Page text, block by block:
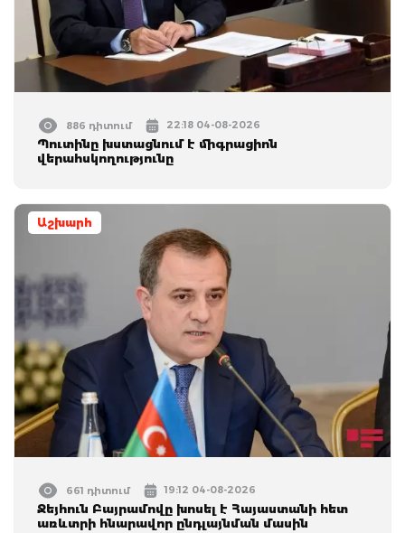
886 դիտում 22:18 04-08-2026
Պուտինը խստացնում է միգրացիոն
վերահսկողությունը
Աշխարհ
661 դիտում 19:12 04-08-2026
Ջեյհուն Բայրամովը խոսել է Հայաստանի հետ
առևտրի հնարավոր ընդլայնման մասին